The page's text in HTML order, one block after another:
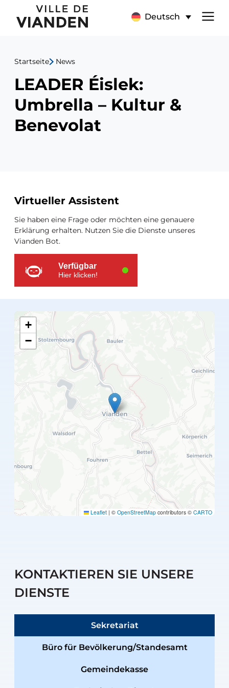
LEADER
Éislek:
Umbrella
Kultur
&
Deutsch
Hauptnavigationsmenü
Startseite News
LEADER Éislek:
Umbrella – Kultur &
Benevolat
Zusätzliche
Ressourcen
Virtueller Assistent
Sie haben eine Frage oder möchten eine genauere
Erklärung erhalten. Nutzen Sie die Dienste unseres
Vianden Bot.
Verfügbar
Hier klicken!
+
−
Leaflet | © OpenStreetMap contributors © CARTO
KONTAKTIEREN SIE UNSERE
DIENSTE
Sekretariat
Büro für Bevölkerung/Standesamt
Gemeindekasse